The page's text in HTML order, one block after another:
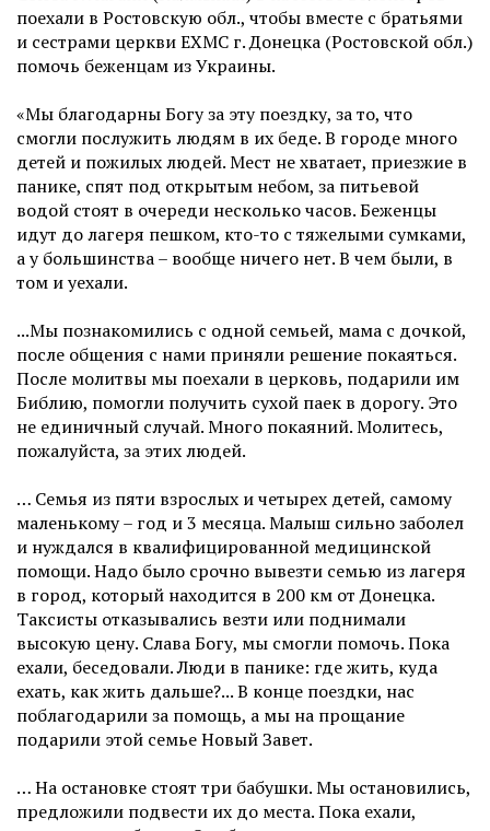
поехали в Ростовскую обл., чтобы вместе с братьями
и сестрами церкви ЕХМС г. Донецка (Ростовской обл.)
помочь беженцам из Украины.
«Мы благодарны Богу за эту поездку, за то, что
смогли послужить людям в их беде. В городе много
детей и пожилых людей. Мест не хватает, приезжие в
панике, спят под открытым небом, за питьевой
водой стоят в очереди несколько часов. Беженцы
идут до лагеря пешком, кто-то с тяжелыми сумками,
а у большинства – вообще ничего нет. В чем были, в
том и уехали.
...Мы познакомились с одной семьей, мама с дочкой,
после общения с нами приняли решение покаяться.
После молитвы мы поехали в церковь, подарили им
Библию, помогли получить сухой паек в дорогу. Это
не единичный случай. Много покаяний. Молитесь,
пожалуйста, за этих людей.
… Семья из пяти взрослых и четырех детей, самому
маленькому – год и 3 месяца. Малыш сильно заболел
и нуждался в квалифицированной медицинской
помощи. Надо было срочно вывезти семью из лагеря
в город, который находится в 200 км от Донецка.
Таксисты отказывались везти или поднимали
высокую цену. Слава Богу, мы смогли помочь. Пока
ехали, беседовали. Люди в панике: где жить, куда
ехать, как жить дальше?... В конце поездки, нас
поблагодарили за помощь, а мы на прощание
подарили этой семье Новый Завет.
… На остановке стоят три бабушки. Мы остановились,
предложили подвести их до места. Пока ехали,